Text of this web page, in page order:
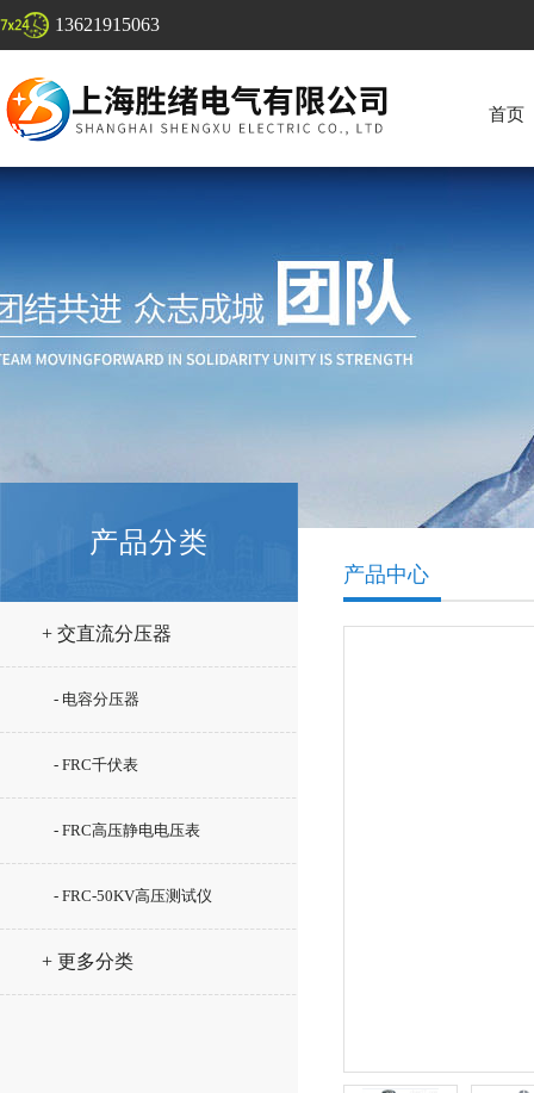
13621915063
首页
产品分类
+ 交直流分压器
- 电容分压器
- FRC千伏表
- FRC高压静电电压表
- FRC-50KV高压测试仪
+ 更多分类
产品中心